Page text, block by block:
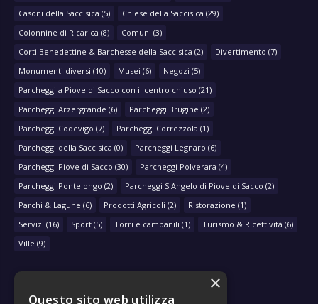
Casoni della Saccisica (5) Chiese della Saccisica (29)
Colonnine di Ricarica (8) Comuni (3)
Corti Benedettine & Barchesse della Saccisica (2) Divertimento (7)
Monumenti diversi (10) Musei (6) Negozi (5)
Parcheggi a Piove di Sacco con il centro chiuso (21)
Parcheggi Arzergrande (6) Parcheggi Brugine (2)
Parcheggi Codevigo (7) Parcheggi Correzzola (1)
Parcheggi della Saccisica (0) Parcheggi Legnaro (6)
Parcheggi Piove di Sacco (30) Parcheggi Polverara (4)
Parcheggi Pontelongo (2) Parcheggi S.Angelo di Piove di Sacco (2)
Parchi & Lagune (6) Prodotti Agricoli (2) Ristorazione (1)
Servizi (16) Sport (5) Torri e campanili (1) Turismo & Ricettività (6)
Ville (9)
NAVIGA PER COMUNE
×
Questo sito web utilizza